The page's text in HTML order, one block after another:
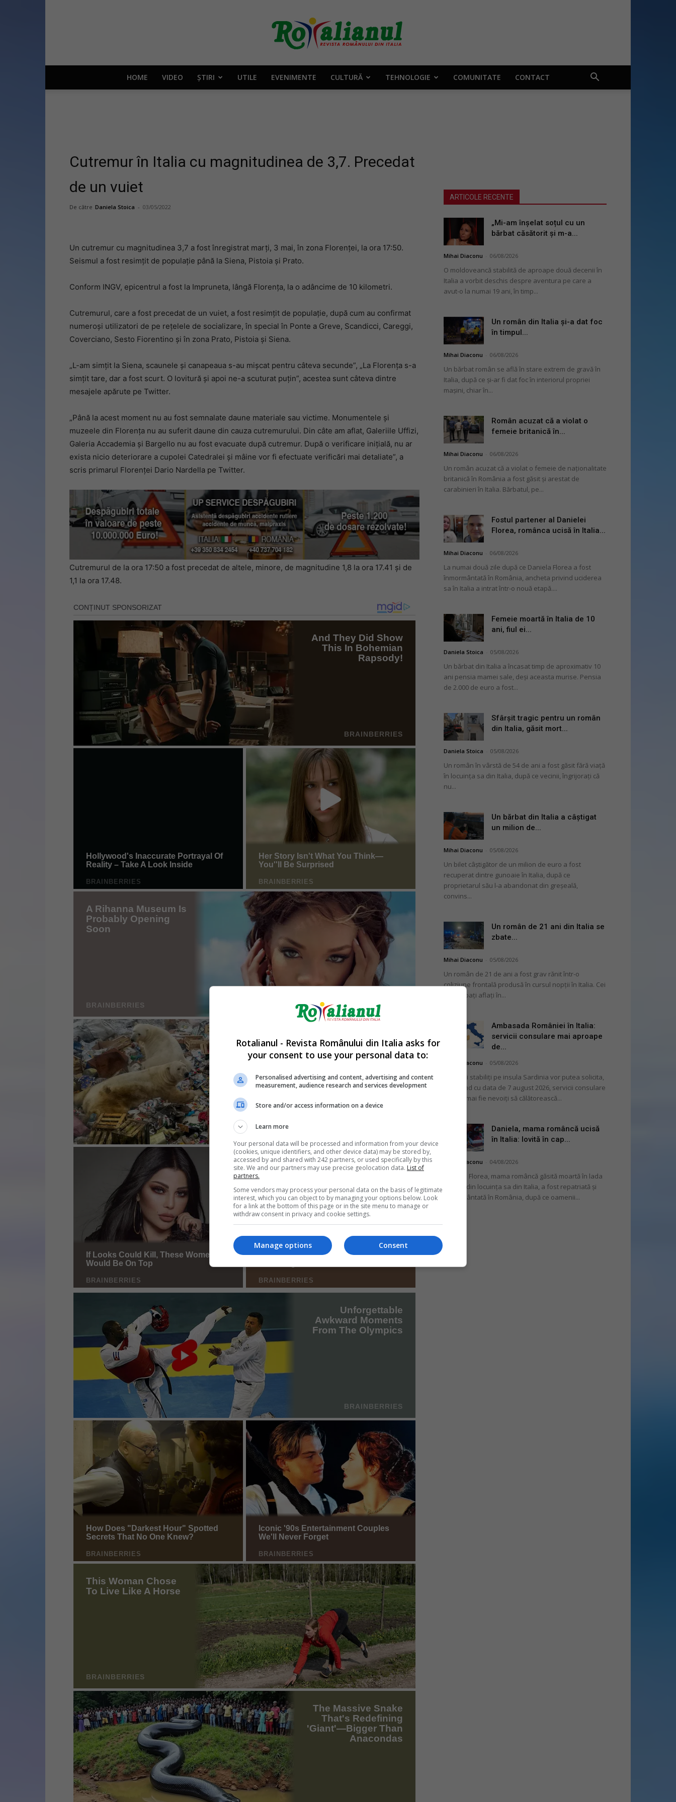
Rotalianul
românului
Italia
HOME VIDEO ȘTIRI UTILE EVENIMENTE CULTURĂ TEHNOLOGIE COMUNITATE CONTACT
Cutremur în Italia cu magnitudinea de 3,7. Precedat
de un vuiet
De către Daniela Stoica - 03/05/2022
Un cutremur cu magnitudinea 3,7 a fost înregistrat marți, 3 mai, în zona Florenței, la ora 17:50.
Seismul a fost resimțit de populație până la Siena, Pistoia și Prato.
Conform INGV, epicentrul a fost la Impruneta, lângă Florența, la o adâncime de 10 kilometri.
Cutremurul, care a fost precedat de un vuiet, a fost resimțit de populație, după cum au confirmat
numeroși utilizatori de pe rețelele de socializare, în special în Ponte a Greve, Scandicci, Careggi,
Coverciano, Sesto Fiorentino și în zona Prato, Pistoia și Siena.
„L-am simțit la Siena, scaunele și canapeaua s-au mișcat pentru câteva secunde”, „La Florența s-a
simțit tare, dar a fost scurt. O lovitură și apoi ne-a scuturat puțin”, acestea sunt câteva dintre
mesajele apărute pe Twitter.
„Până la acest moment nu au fost semnalate daune materiale sau victime. Monumentele și
muzeele din Florența nu au suferit daune din cauza cutremurului. Din câte am aflat, Galeriile Uffizi,
Galeria Accademia și Bargello nu au fost evacuate după cutremur. După o verificare inițială, nu ar
exista nicio deteriorare a cupolei Catedralei și mâine vor fi efectuate verificări mai detaliate”, a
scris primarul Florenței Dario Nardella pe Twitter.
Cutremurul de la ora 17:50 a fost precedat de altele, minore, de magnitudine 1,8 la ora 17.41 și de
1,1 la ora 17.48.
ARTICOLE RECENTE
„Mi-am înșelat soțul cu un
bărbat căsătorit și m-a...
Mihai Diaconu 06/08/2026
O moldoveancă stabilită de aproape două decenii în
Italia a vorbit deschis despre aventura pe care a
avut-o la numai 19 ani, în timp...
Un român din Italia și-a dat foc
în timpul...
Mihai Diaconu 06/08/2026
Un bărbat român se află în stare extrem de gravă în
Italia, după ce și-ar fi dat foc în interiorul propriei
mașini, chiar în...
Român acuzat că a violat o
femeie britanică în...
Mihai Diaconu 06/08/2026
Un român acuzat că a violat o femeie de naționalitate
britanică în România a fost găsit și arestat de
carabinieri în Italia. Bărbatul, pe...
Fostul partener al Danielei
Florea, românca ucisă în Italia...
Mihai Diaconu 06/08/2026
La numai două zile după ce Daniela Florea a fost
înmormântată în România, ancheta privind uciderea
sa în Italia a intrat într-o nouă etapă....
Femeie moartă în Italia de 10
ani, fiul ei...
Daniela Stoica 05/08/2026
Un bărbat din Italia a încasat timp de aproximativ 10
ani pensia mamei sale, deși aceasta murise. Pensia
de 2.000 de euro a fost...
Sfârșit tragic pentru un român
din Italia, găsit mort...
Daniela Stoica 05/08/2026
Un român în vârstă de 54 de ani a fost găsit fără viață
în locuința sa din Italia, după ce vecinii, îngrijorați că
nu...
Un bărbat din Italia a câștigat
un milion de...
Mihai Diaconu 05/08/2026
Un bilet câștigător de un milion de euro a fost
recuperat dintre gunoaie în Italia, după ce
proprietarul său l-a abandonat din greșeală,
convins...
Un român de 21 ani din Italia se
zbate...
Mihai Diaconu 05/08/2026
Un român de 21 de ani a fost grav rănit într-o
coliziune frontală produsă în cursul nopții în Italia. Cei
doi bărbați aflați în...
Ambasada României în Italia:
servicii consulare mai aproape
de...
Mihai Diaconu 05/08/2026
Românii stabiliți pe insula Sardinia vor putea solicita,
începând cu data de 7 august 2026, servicii consulare
fără să mai fie nevoiți să călătorească...
Daniela, mama româncă ucisă
în Italia: lovită în cap...
Mihai Diaconu 04/08/2026
Daniela Florea, mama româncă găsită moartă în lada
patului din locuința sa din Italia, a fost repatriată și
înmormântată în România, după ce oamenii...
Rotalianul - Revista Românului din Italia asks for
your consent to use your personal data to:
Personalised advertising and content, advertising and content
measurement, audience research and services development
Store and/or access information on a device
Learn more
Your personal data will be processed and information from your device
(cookies, unique identifiers, and other device data) may be stored by,
accessed by and shared with 242 partners, or used specifically by this
site. We and our partners may use precise geolocation data. List of
partners.
Some vendors may process your personal data on the basis of legitimate
interest, which you can object to by managing your options below. Look
for a link at the bottom of this page or in the site menu to manage or
withdraw consent in privacy and cookie settings.
Consent
Manage options